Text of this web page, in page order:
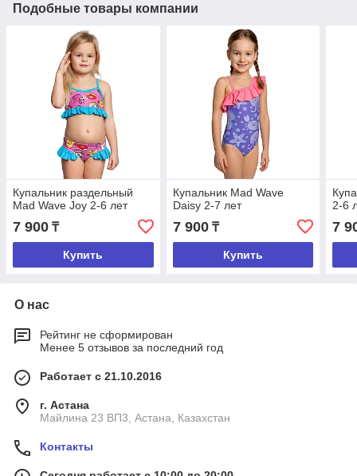
Подобные товары компании
Купальник раздельный
Mad Wave Joy 2-6 лет
7 900 ₸
Купить
Купальник Mad Wave
Daisy 2-7 лет
7 900₸
Купить
2-6
7
О нас
Рейтинг не сформирован
Менее 5 отзывов за последний год
Работает с 21.10.2016
г. Астана
Майлина 23 ВП3, Астана, Казахстан
Контакты